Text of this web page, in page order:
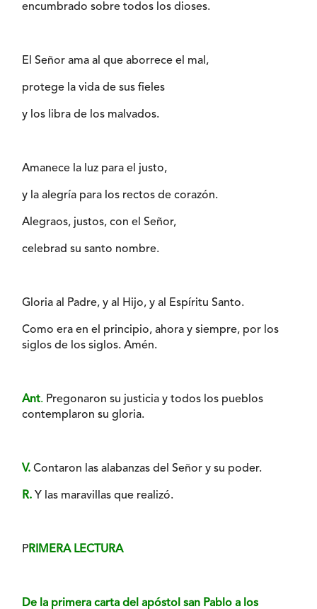
encumbrado sobre todos los dioses.
El Señor ama al que aborrece el mal,
protege la vida de sus fieles
y los libra de los malvados.
Amanece la luz para el justo,
y la alegría para los rectos de corazón.
Alegraos, justos, con el Señor,
celebrad su santo nombre.
Gloria al Padre, y al Hijo, y al Espíritu Santo.
Como era en el principio, ahora y siempre, por los
siglos de los siglos. Amén.
Ant. Pregonaron su justicia y todos los pueblos
contemplaron su gloria.
V. Contaron las alabanzas del Señor y su poder.
R. Y las maravillas que realizó.
PRIMERA LECTURA
De la primera carta del apóstol san Pablo a los